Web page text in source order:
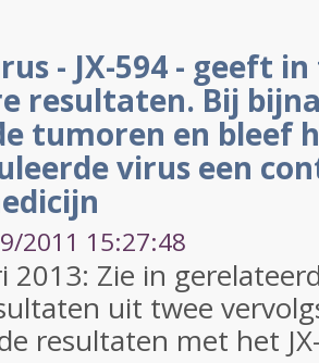
- JX-594 - geeft
resultaten. Bij
tumoren en bleef
virus een
2011 15:27:48
2013: Zie in
uit twee
resultaten met het